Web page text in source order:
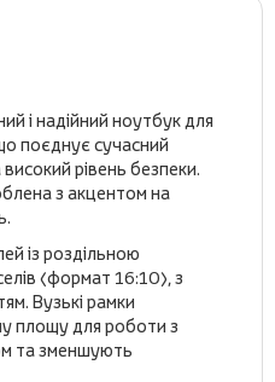
і надійний ноутбук для
поєднує сучасний
рівень безпеки.
з акцентом на
із роздільною
(формат 16:10), з
Вузькі рамки
площу для роботи з
та зменшують